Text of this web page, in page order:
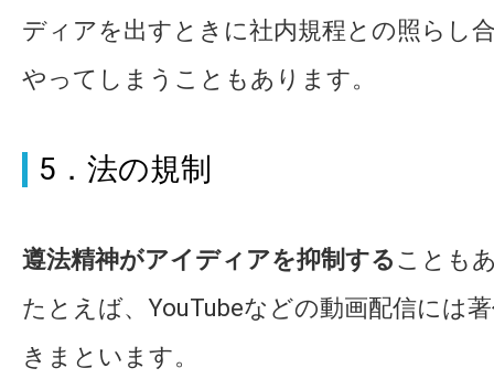
ディアを出すときに社内規程との照らし
やってしまうこともあります。
5．法の規制
遵法精神がアイディアを抑制する ことも
たとえば、YouTubeなどの動画配信には
きまといます。